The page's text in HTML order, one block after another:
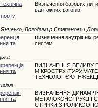
Визначення базових
вантажних вагонів
Янченко, Володимир Степанович
та
Визначення внутрішніх
систем
та
ВИЗНАЧЕННЯ ВПЛИВУ
МІКРОСТРУКТУРУ
ТЕХНОЛОГІЄЮ
та
ВИЗНАЧЕННЯ
МЕТАЛОКОНСТРУКЦІЇ
СТРІЧКИ З